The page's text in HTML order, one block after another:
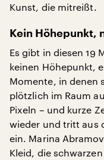
Kunst, die mitreißt.
Kein Höhepunkt,
Es gibt in diesen 19
keinen Höhepunkt,
Momente, in denen
plötzlich im Raum
Pixeln – und kurze
wieder und tritt aus
ein. Marina
Kleid, die